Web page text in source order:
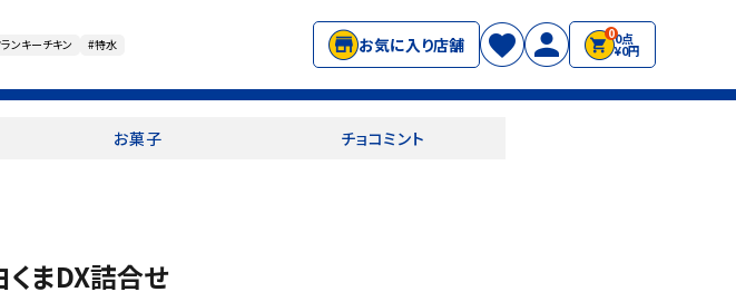
ンキーチキン #特水 お気に入り店舗
00点
¥0円
お菓子 チョコミント
まDX詰合せ